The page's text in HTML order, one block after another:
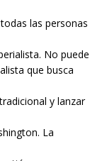
las personas
No puede
que busca
y lanzar
La